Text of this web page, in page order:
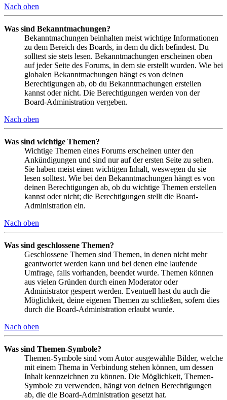
Nach oben
Was sind Bekanntmachungen?
Bekanntmachungen beinhalten meist wichtige Informationen
zu dem Bereich des Boards, in dem du dich befindest. Du
solltest sie stets lesen. Bekanntmachungen erscheinen oben
auf jeder Seite des Forums, in dem sie erstellt wurden. Wie bei
globalen Bekanntmachungen hängt es von deinen
Berechtigungen ab, ob du Bekanntmachungen erstellen
kannst oder nicht. Die Berechtigungen werden von der
Board-Administration vergeben.
Nach oben
Was sind wichtige Themen?
Wichtige Themen eines Forums erscheinen unter den
Ankündigungen und sind nur auf der ersten Seite zu sehen.
Sie haben meist einen wichtigen Inhalt, weswegen du sie
lesen solltest. Wie bei den Bekanntmachungen hängt es von
deinen Berechtigungen ab, ob du wichtige Themen erstellen
kannst oder nicht; die Berechtigungen stellt die Board-
Administration ein.
Nach oben
Was sind geschlossene Themen?
Geschlossene Themen sind Themen, in denen nicht mehr
geantwortet werden kann und bei denen eine laufende
Umfrage, falls vorhanden, beendet wurde. Themen können
aus vielen Gründen durch einen Moderator oder
Administrator gesperrt werden. Eventuell hast du auch die
Möglichkeit, deine eigenen Themen zu schließen, sofern dies
durch die Board-Administration erlaubt wurde.
Nach oben
Was sind Themen-Symbole?
Themen-Symbole sind vom Autor ausgewählte Bilder, welche
mit einem Thema in Verbindung stehen können, um dessen
Inhalt kennzeichnen zu können. Die Möglichkeit, Themen-
Symbole zu verwenden, hängt von deinen Berechtigungen
ab, die die Board-Administration gesetzt hat.